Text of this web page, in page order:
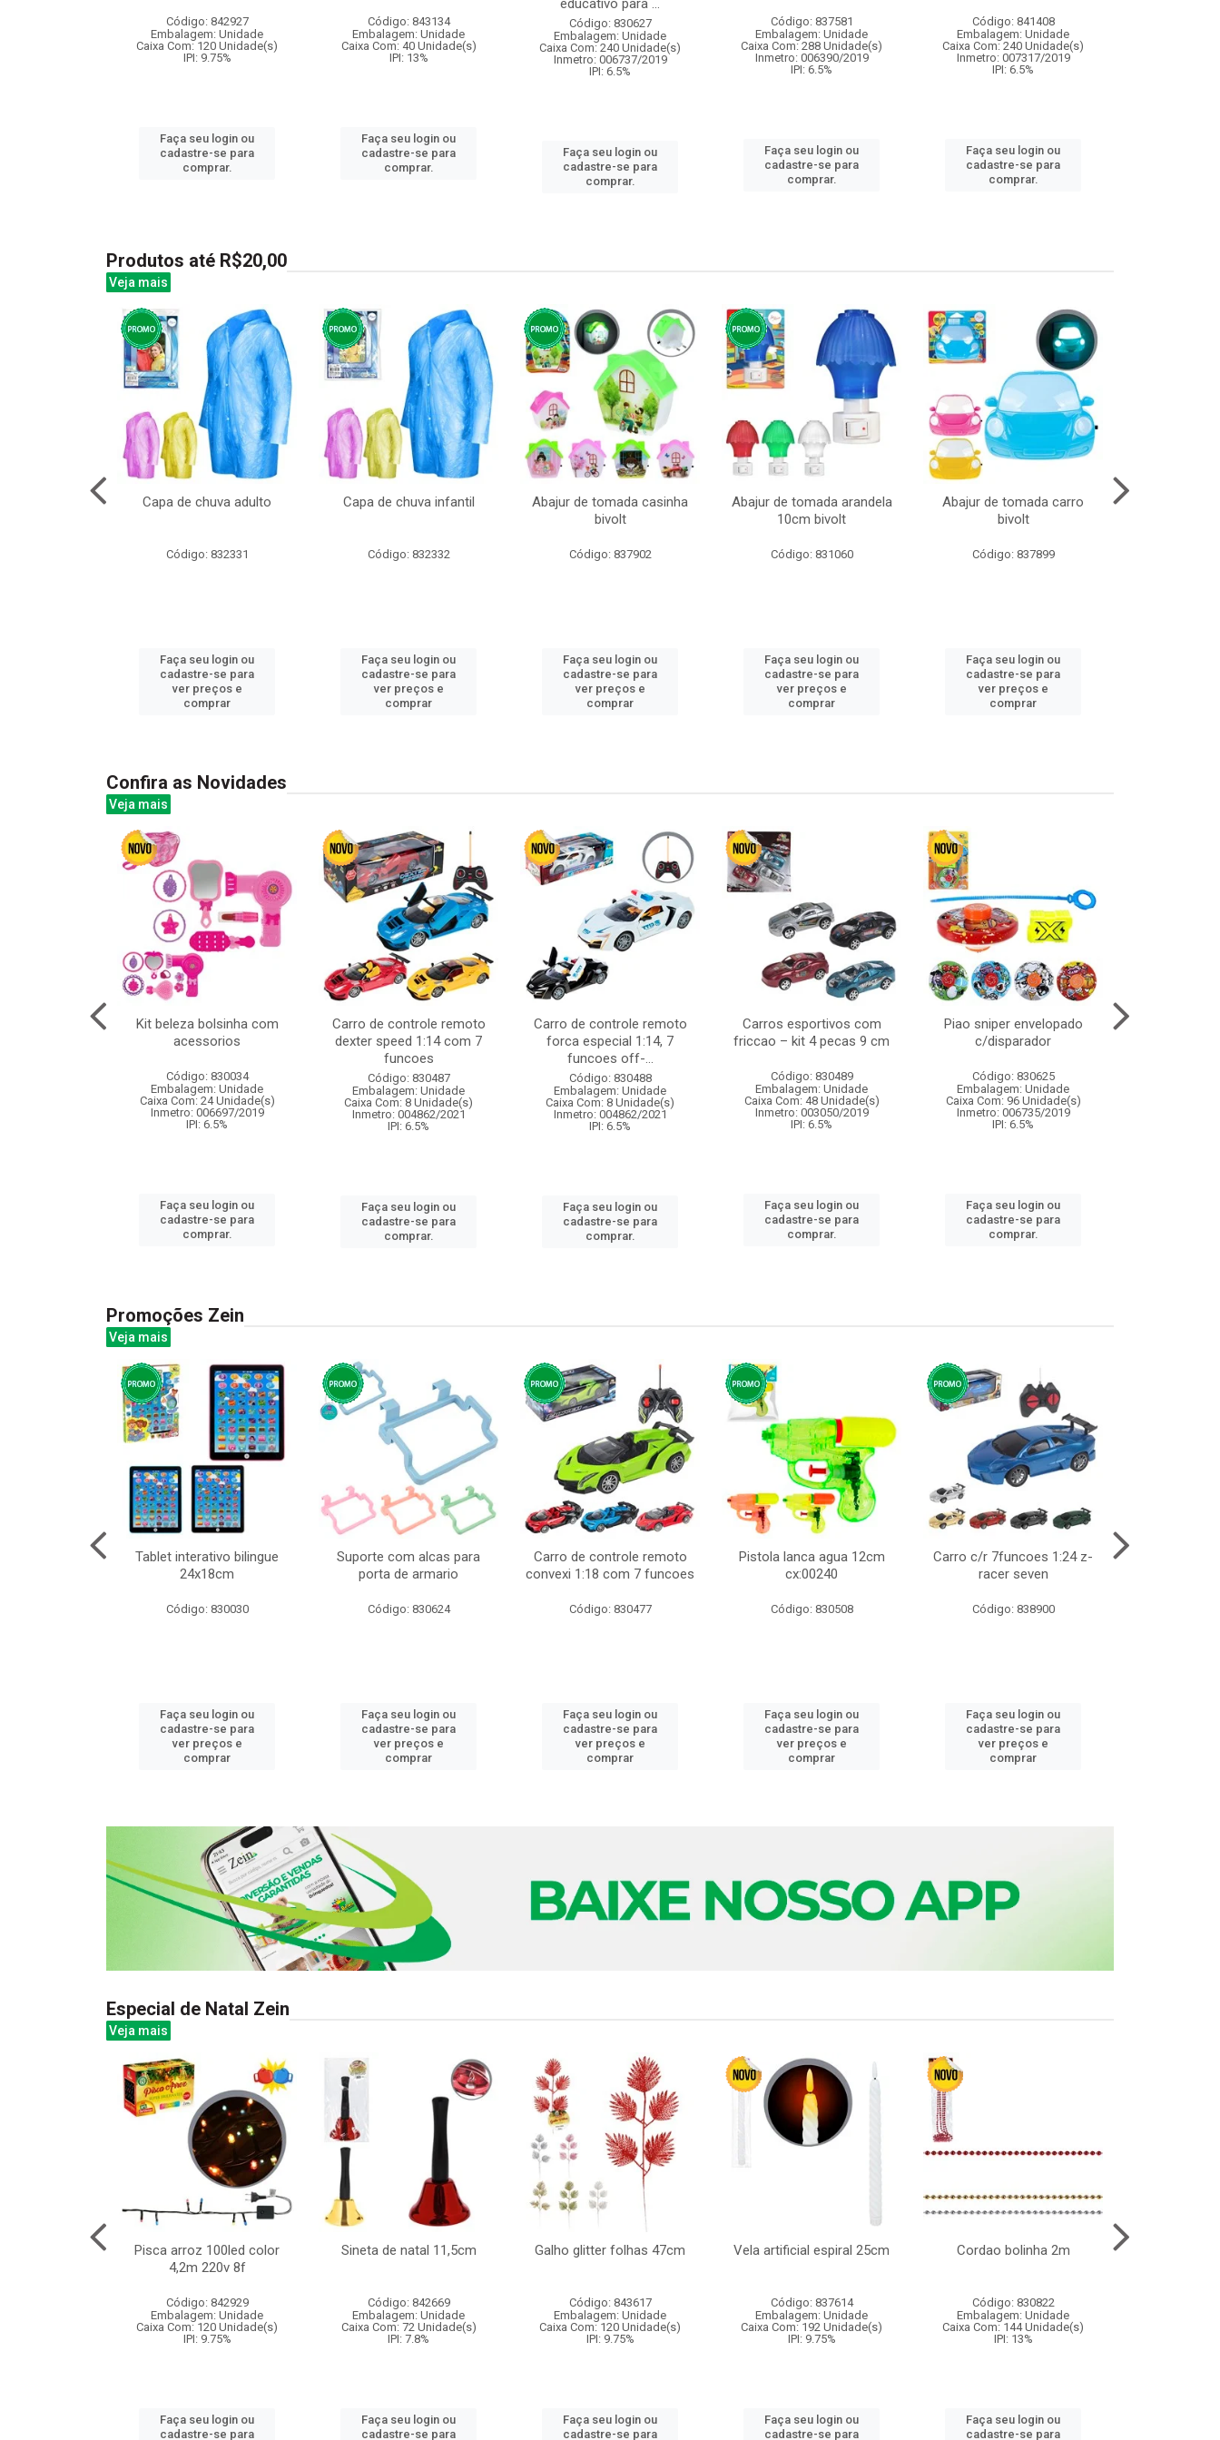
Código: 842927
Embalagem: Unidade
Caixa Com: 120 Unidade(s)
IPI: 9.75%
Faça seu login ou
cadastre-se para
comprar.
Código: 843134
Embalagem: Unidade
Caixa Com: 40 Unidade(s)
IPI: 13%
Faça seu login ou
cadastre-se para
comprar.
educativo para ...
Código: 830627
Embalagem: Unidade
Caixa Com: 240 Unidade(s)
Inmetro: 006737/2019
IPI: 6.5%
Faça seu login ou
cadastre-se para
comprar.
Código: 837581
Embalagem: Unidade
Caixa Com: 288 Unidade(s)
Inmetro: 006390/2019
IPI: 6.5%
Faça seu login ou
cadastre-se para
comprar.
Código: 841408
Embalagem: Unidade
Caixa Com: 240 Unidade(s)
Inmetro: 007317/2019
IPI: 6.5%
Faça seu login ou
cadastre-se para
comprar.
Produtos até R$20,00
Veja mais
Capa de chuva adulto
Código: 832331
Faça seu login ou
cadastre-se para
ver preços e
comprar
Capa de chuva infantil
Código: 832332
Faça seu login ou
cadastre-se para
ver preços e
comprar
Abajur de tomada casinha
bivolt
Código: 837902
Faça seu login ou
cadastre-se para
ver preços e
comprar
Abajur de tomada arandela
10cm bivolt
Código: 831060
Faça seu login ou
cadastre-se para
ver preços e
comprar
Abajur de tomada carro
bivolt
Código: 837899
Faça seu login ou
cadastre-se para
ver preços e
comprar
Confira as Novidades
Veja mais
Kit beleza bolsinha com
acessorios
Código: 830034
Embalagem: Unidade
Caixa Com: 24 Unidade(s)
Inmetro: 006697/2019
IPI: 6.5%
Faça seu login ou
cadastre-se para
comprar.
Carro de controle remoto
dexter speed 1:14 com 7
funcoes
Código: 830487
Embalagem: Unidade
Caixa Com: 8 Unidade(s)
Inmetro: 004862/2021
IPI: 6.5%
Faça seu login ou
cadastre-se para
comprar.
Carro de controle remoto
forca especial 1:14, 7
funcoes off-...
Código: 830488
Embalagem: Unidade
Caixa Com: 8 Unidade(s)
Inmetro: 004862/2021
IPI: 6.5%
Faça seu login ou
cadastre-se para
comprar.
Carros esportivos com
friccao – kit 4 pecas 9 cm
Código: 830489
Embalagem: Unidade
Caixa Com: 48 Unidade(s)
Inmetro: 003050/2019
IPI: 6.5%
Faça seu login ou
cadastre-se para
comprar.
Piao sniper envelopado
c/disparador
Código: 830625
Embalagem: Unidade
Caixa Com: 96 Unidade(s)
Inmetro: 006735/2019
IPI: 6.5%
Faça seu login ou
cadastre-se para
comprar.
Promoções Zein
Veja mais
Tablet interativo bilingue
24x18cm
Código: 830030
Faça seu login ou
cadastre-se para
ver preços e
comprar
Suporte com alcas para
porta de armario
Código: 830624
Faça seu login ou
cadastre-se para
ver preços e
comprar
Carro de controle remoto
convexi 1:18 com 7 funcoes
Código: 830477
Faça seu login ou
cadastre-se para
ver preços e
comprar
Pistola lanca agua 12cm
cx:00240
Código: 830508
Faça seu login ou
cadastre-se para
ver preços e
comprar
Carro c/r 7funcoes 1:24 z-
racer seven
Código: 838900
Faça seu login ou
cadastre-se para
ver preços e
comprar
Especial de Natal Zein
Veja mais
Pisca arroz 100led color
4,2m 220v 8f
Código: 842929
Embalagem: Unidade
Caixa Com: 120 Unidade(s)
IPI: 9.75%
Faça seu login ou
cadastre-se para
Sineta de natal 11,5cm
Código: 842669
Embalagem: Unidade
Caixa Com: 72 Unidade(s)
IPI: 7.8%
Faça seu login ou
cadastre-se para
Galho glitter folhas 47cm
Código: 843617
Embalagem: Unidade
Caixa Com: 120 Unidade(s)
IPI: 9.75%
Faça seu login ou
cadastre-se para
Vela artificial espiral 25cm
Código: 837614
Embalagem: Unidade
Caixa Com: 192 Unidade(s)
IPI: 9.75%
Faça seu login ou
cadastre-se para
Cordao bolinha 2m
Código: 830822
Embalagem: Unidade
Caixa Com: 144 Unidade(s)
IPI: 13%
Faça seu login ou
cadastre-se para